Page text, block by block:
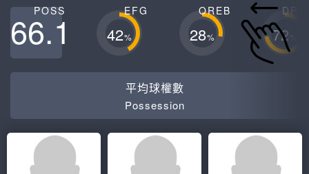
POSS
66.1 EFG
42%
OREB
28% 72
平均球權數
Possession